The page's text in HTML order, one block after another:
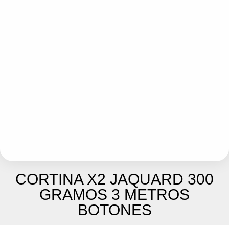
CORTINA X2 JAQUARD 300
GRAMOS 3 METROS
BOTONES